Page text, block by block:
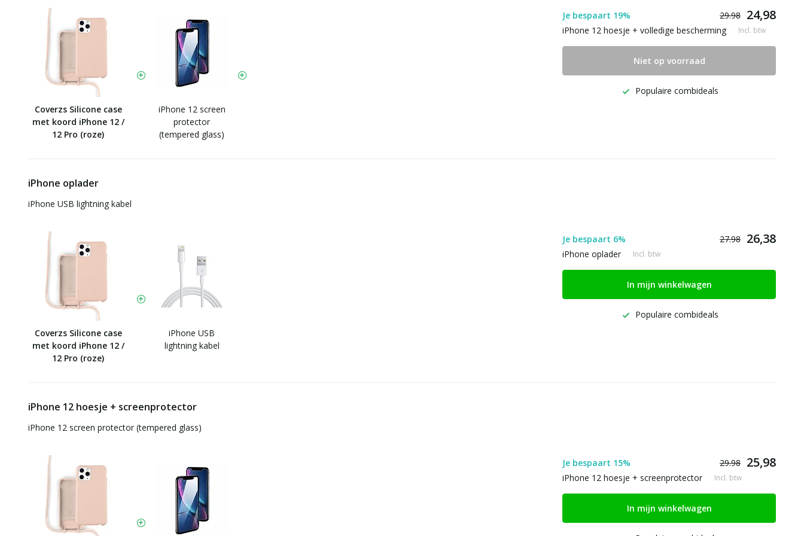
Coverzs Silicone case
met koord iPhone 12 /
12 Pro (roze)
iPhone 12 screen
protector
(tempered glass)
Je bespaart 19% 29.98 24,98
iPhone 12 hoesje + volledige bescherming Incl. btw
Niet op voorraad
Populaire combideals
iPhone oplader
iPhone USB lightning kabel
Coverzs Silicone case
met koord iPhone 12 /
12 Pro (roze)
iPhone USB
lightning kabel
Je bespaart 6% 27.98 26,38
iPhone oplader Incl. btw
In mijn winkelwagen
Populaire combideals
iPhone 12 hoesje + screenprotector
iPhone 12 screen protector (tempered glass)
Je bespaart 15% 29.98 25,98
iPhone 12 hoesje + screenprotector Incl. btw
In mijn winkelwagen